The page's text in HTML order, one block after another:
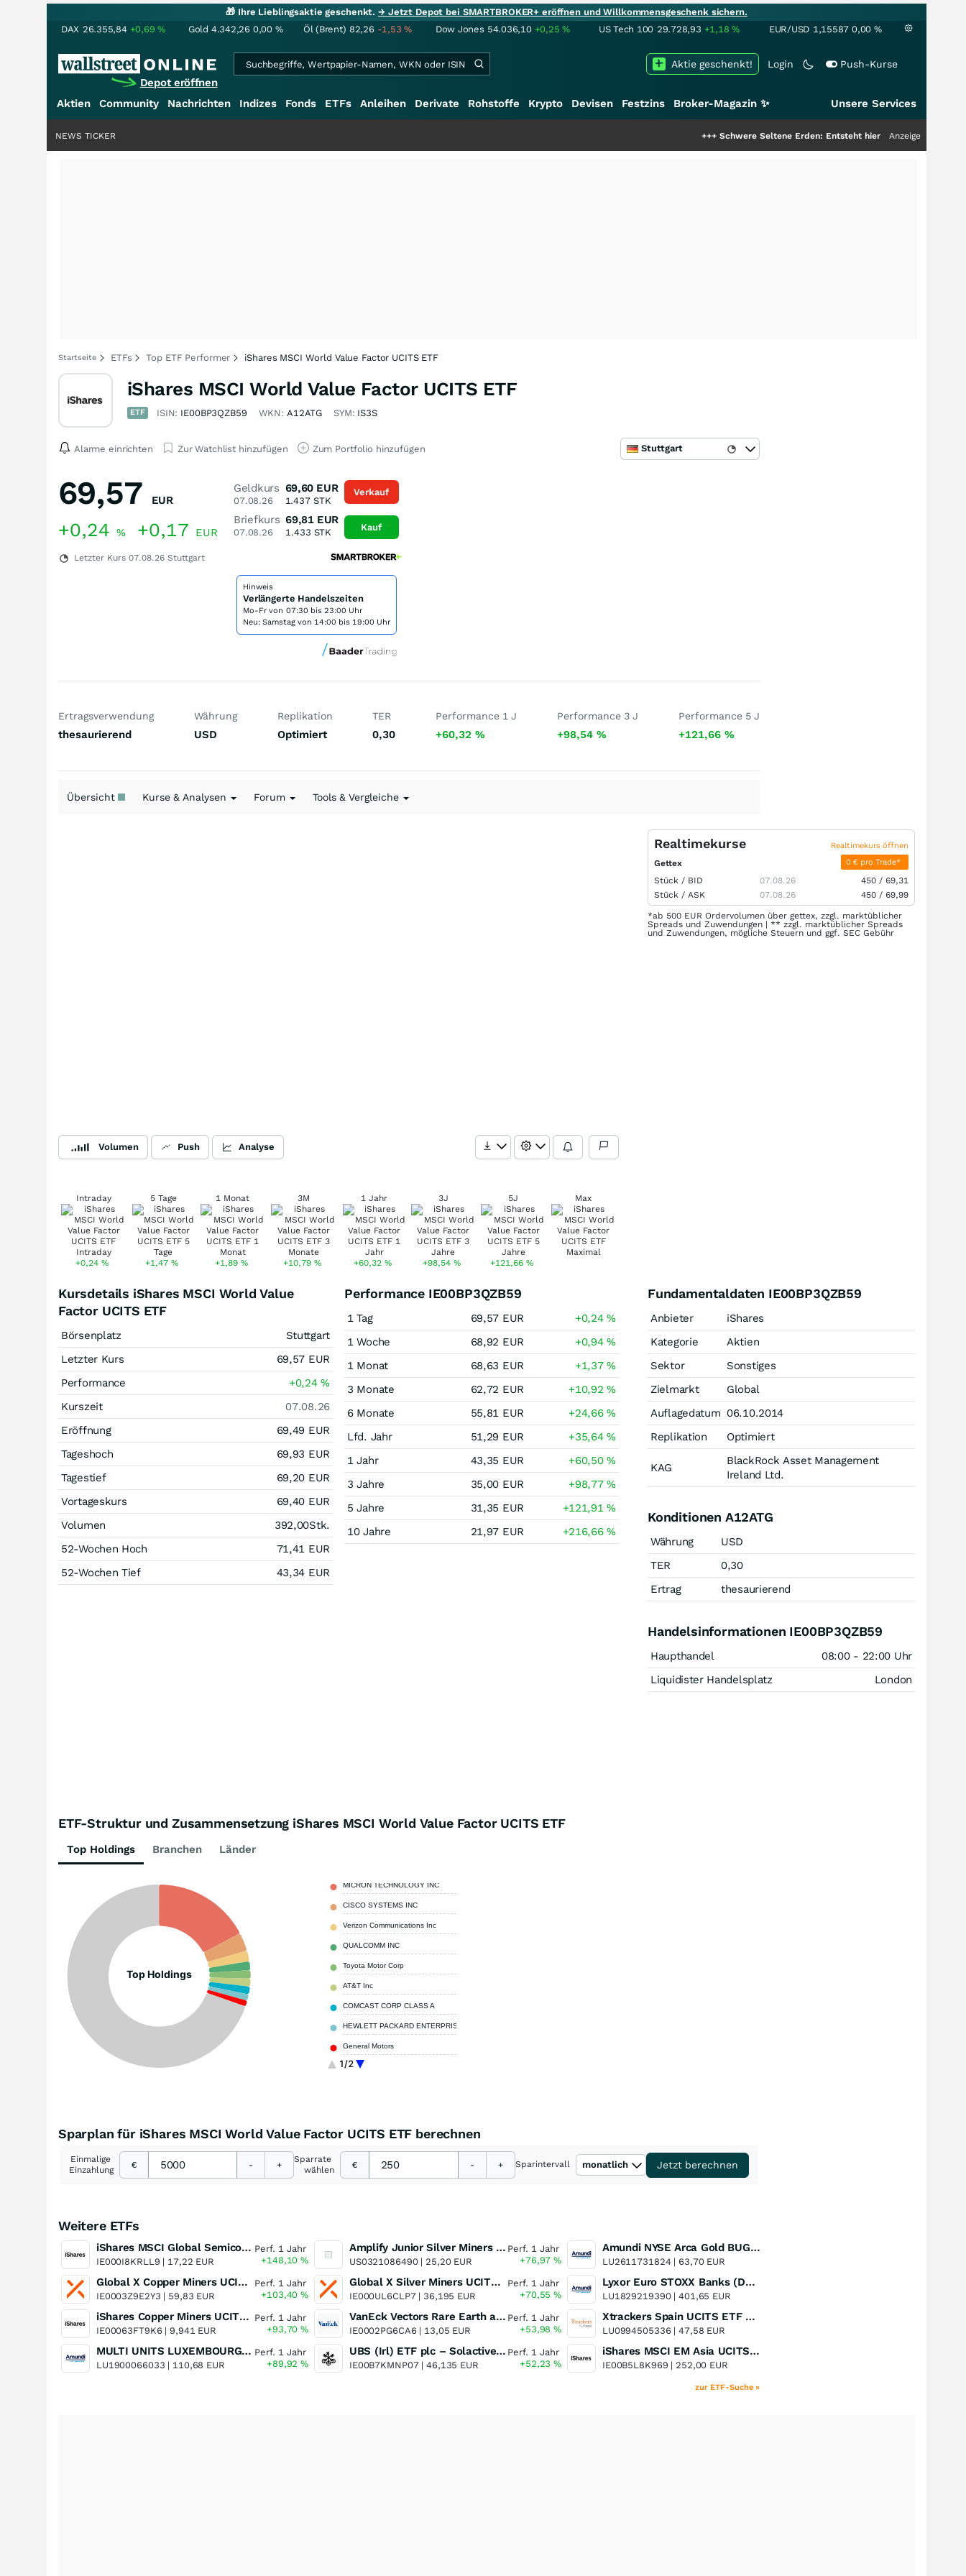
🎁 Ihre Lieblingsaktie geschenkt.→ Jetzt Depot bei SMARTBROKER+ eröffnen und Willkommensgeschenk sichern.
DAX 26.355,84 +0,69% Gold 4.342,26 0,00 % Öl (Brent) 82,26 -1,53% Dow Jones 54.036,10 +0,25% US Tech 100 29.728,93 +1,18% EUR/USD 1,15587 0,00 %
Depot eröffnen
Login Push-Kurse
Aktie geschenkt!
Aktien Community Nachrichten Indizes Fonds ETFs Anleihen Derivate Rohstoffe Krypto Devisen Festzins Broker-Magazin ✨ Unsere Services
Schwere Seltene Erden: Entsteht hier die nächste Milliardenstory?
Anzeige
NEWS TICKER
Startseite ETFs Top ETF Performer iShares MSCI World Value Factor UCITS ETF
iShares MSCI World Value Factor UCITS ETF
ETF ISIN: IE00BP3QZB59 WKN: A12ATG SYM: IS3S
Alarme einrichten Zur Watchlist hinzufügen Zum Portfolio hinzufügen Stuttgart
69,57 EUR
+0,24 % +0,17 EUR
Letzter Kurs 07.08.26 Stuttgart
Geldkurs
07.08.26
69,60 EUR
1.437STK
Briefkurs
07.08.26
69,81 EUR
1.433 STK
Verkauf
Kauf
Hinweis
Verlängerte Handelszeiten
Mo-Fr von 07:30 bis 23:00 Uhr
Neu: Samstag von 14:00 bis 19:00 Uhr
Ertragsverwendung
thesaurierend
Währung
USD
Replikation
Optimiert
TER
0,30
Performance 1 J
+60,32%
Performance 3 J
+98,54%
Performance 5 J
+121,66 %
Übersicht Kurse & Analysen Forum Tools & Vergleiche
Volumen Push Analyse
Intraday
+0,24%
5 Tage
+1,47%
1 Monat
+1,89 %
3M
+10,79%
1 Jahr
+60,32%
3J
+98,54%
5J
+121,66%
Max
Realtimekurse Realtimekurs öffnen
Gettex 0 € pro Trade*
Stück / BID 07.08.26 450 / 69,31
Stück / ASK 07.08.26 450 / 69,99
*ab 500 EUR Ordervolumen über gettex, zzgl. marktüblicher
Spreads und Zuwendungen | ** zzgl. marktüblicher Spreads
und Zuwendungen, mögliche Steuern und ggf. SEC Gebühr
Kursdetails iShares MSCI World Value
Factor UCITS ETF
Börsenplatz
Stuttgart
Letzter Kurs
69,57 EUR
Performance
+0,24%
Kurszeit
07.08.26
Eröffnung
69,49 EUR
Tageshoch
69,93 EUR
Tagestief
69,20 EUR
Vortageskurs
69,40 EUR
Volumen
392,00Stk.
52-Wochen Hoch
71,41 EUR
52-Wochen Tief
43,34 EUR
Performance IE00BP3QZB59
1 Tag 69,57 EUR +0,24%
1 Woche
68,92 EUR +0,94%
1 Monat
68,63 EUR +1,37%
3 Monate
62,72 EUR +10,92%
6 Monate
55,81 EUR +24,66%
Lfd. Jahr
51,29 EUR +35,64%
1 Jahr
43,35 EUR +60,50%
3 Jahre
35,00 EUR +98,77%
5 Jahre
31,35 EUR +121,91%
10 Jahre
21,97 EUR +216,66%
ETF-Struktur und Zusammensetzung iShares MSCI World Value Factor UCITS ETF
Top Holdings Branchen Länder
Top Holdings
1/2
MICRON TECHNOLOGY INC
CISCO SYSTEMS INC
Verizon Communications Inc
QUALCOMM INC
Toyota Motor Corp
AT&T Inc
COMCAST CORP CLASS A
HEWLETT PACKARD ENTERPRISE
General Motors
Sonstige
Fundamentaldaten IE00BP3QZB59
Anbieter
iShares
Kategorie
Aktien
Sektor
Sonstiges
Zielmarkt
Global
Auflagedatum 06.10.2014
Replikation
Optimiert
KAG
BlackRock Asset Management
Ireland Ltd.
Konditionen A12ATG
Währung
USD
TER
0,30
Ertrag
thesaurierend
Handelsinformationen IE00BP3QZB59
Haupthandel
08:00 - 22:00 Uhr
Liquidister Handelsplatz
London
Sparplan für iShares MSCI World Value Factor UCITS ETF berechnen
Einmalige
Einzahlung
€ - +
Sparrate
wählen
€ - + Sparintervall monatlich Jetzt berechnen
Weitere ETFs
iShares MSCI Global Semiconductors UCITS ETF USD (Acc)
IE000I8KRLL9 | 17,22 EUR
Perf. 1 Jahr
+148,10%
Global X Copper Miners UCITS ETF USD Acc
IE0003Z9E2Y3 | 59,83 EUR
Perf. 1 Jahr
+103,40%
iShares Copper Miners UCITS ETF
IE00063FT9K6 |9,941 EUR
Perf. 1 Jahr
+93,70%
MULTI UNITS LUXEMBOURG - Lyxor MSCI Semiconductors ESG Filtered
LU1900066033 | 110,68 EUR
Perf. 1 Jahr
+89,92%
Amplify Junior Silver Miners ETF Junior Silver Miners ETF
US0321086490 | 25,20 EUR
Perf. 1 Jahr
+76,97%
Global X Silver Miners UCITS ETF
IE000UL6CLP7 | 36,195 EUR
Perf. 1 Jahr
+70,55%
VanEck Vectors Rare Earth and Strategic Metals UCITS ETF
IE0002PG6CA6 | 13,05 EUR
Perf. 1 Jahr
+53,98%
UBS (Irl) ETF plc – Solactive Global Pure Gold Miners UCITS ETF - A Dis USD o.N.
IE00B7KMNP07 |46,135 EUR
Perf. 1 Jahr
+52,23%
Amundi NYSE Arca Gold BUGS UCITS ETF Dist
LU2611731824 | 63,70 EUR
Lyxor Euro STOXX Banks (DR) UCITS ETF- Acc
LU1829219390 |401,65 EUR
Xtrackers Spain UCITS ETF Distribution
LU0994505336 |47,58 EUR
iShares MSCI EM Asia UCITS ETF
IE00B5L8K969 | 252,00 EUR
zur ETF-Suche »